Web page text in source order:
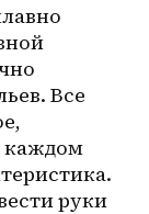
Все
каждом
руки